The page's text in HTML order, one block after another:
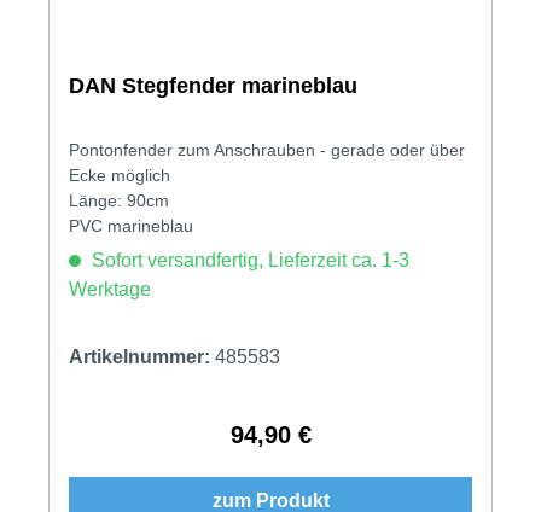
DAN Stegfender marineblau
Pontonfender zum Anschrauben - gerade oder über
Ecke möglich
Länge: 90cm
PVC marineblau
Sofort versandfertig, Lieferzeit ca. 1-3
Werktage
Artikelnummer: 485583
Regulärer Preis:
94,90 €
zum Produkt